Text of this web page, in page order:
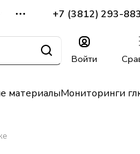
+7 (3812) 293-883
Войти
материалыМониторинги